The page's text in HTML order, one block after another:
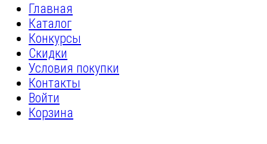
Главная
Каталог
Конкурсы
Скидки
Условия покупки
Контакты
Войти
Корзина